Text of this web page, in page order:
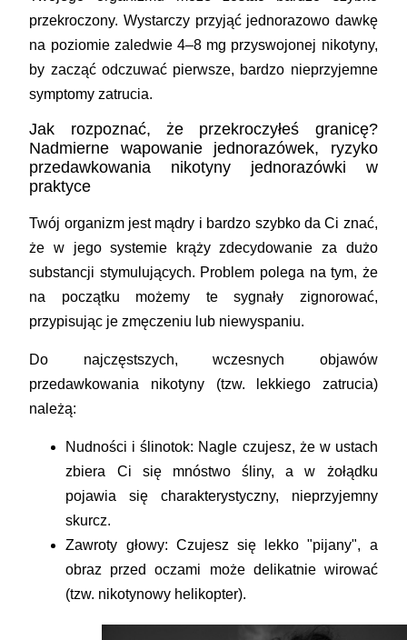
przekroczony. Wystarczy przyjąć jednorazowo dawkę
na poziomie zaledwie 4–8 mg przyswojonej nikotyny,
by zacząć odczuwać pierwsze, bardzo nieprzyjemne
symptomy zatrucia.
Jak rozpoznać, że przekroczyłeś granicę?
Nadmierne wapowanie jednorazówek, ryzyko
przedawkowania nikotyny jednorazówki w
praktyce
Twój organizm jest mądry i bardzo szybko da Ci znać,
że w jego systemie krąży zdecydowanie za dużo
substancji stymulujących. Problem polega na tym, że
na początku możemy te sygnały zignorować,
przypisując je zmęczeniu lub niewyspaniu.
Do najczęstszych, wczesnych objawów
przedawkowania nikotyny (tzw. lekkiego zatrucia)
należą:
Nudności i ślinotok: Nagle czujesz, że w ustach
zbiera Ci się mnóstwo śliny, a w żołądku
pojawia się charakterystyczny, nieprzyjemny
skurcz.
Zawroty głowy: Czujesz się lekko "pijany", a
obraz przed oczami może delikatnie wirować
(tzw. nikotynowy helikopter).